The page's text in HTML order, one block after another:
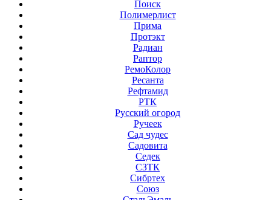
Поиск
Полимерлист
Прима
Протэкт
Радиан
Раптор
РемоКолор
Ресанта
Рефтамид
РТК
Русский огород
Ручеек
Сад чудес
Садовита
Седек
СЗТК
Сибртех
Союз